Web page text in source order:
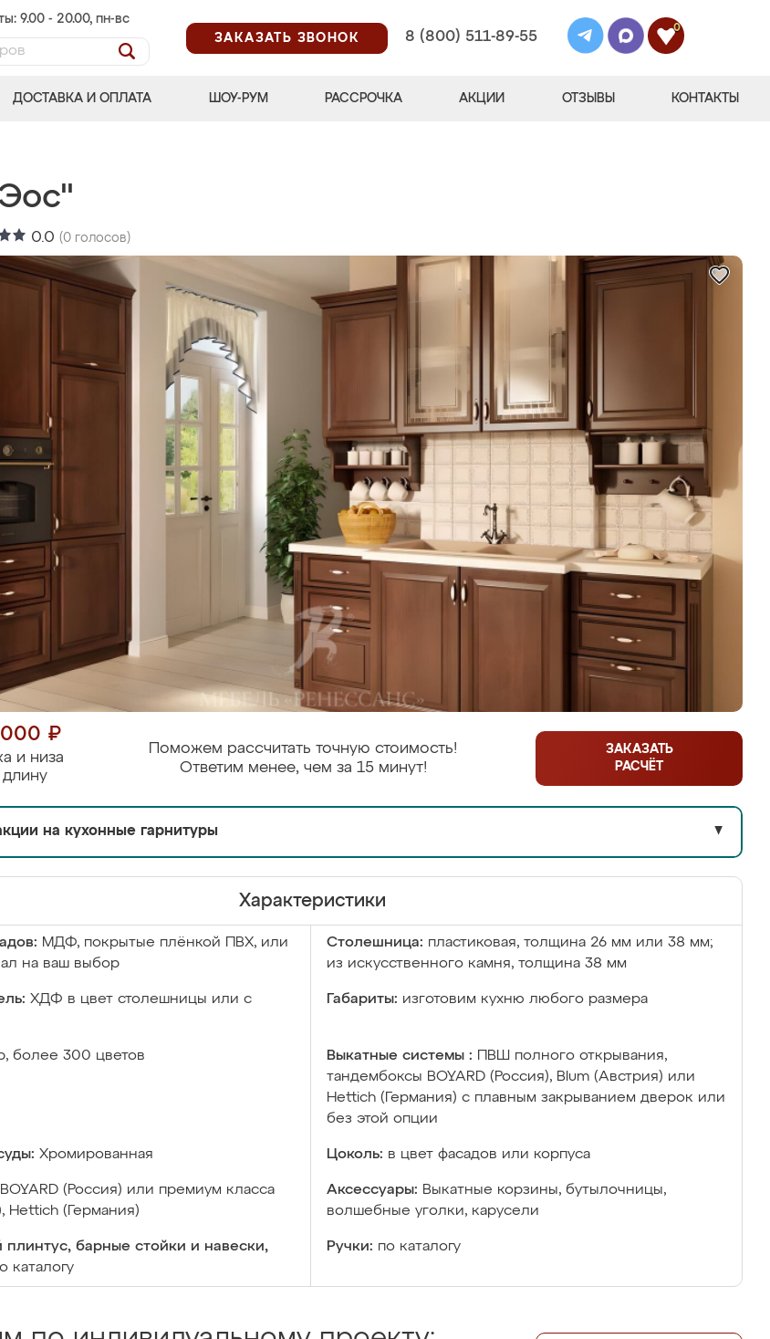
9.00 - 20.00, пн-вс
ЗАКАЗАТЬ ЗВОНОК
8 (800) 511-89-55
0
ДОСТАВКА И ОПЛАТА ШОУ-РУМ РАССРОЧКА АКЦИИ ОТЗЫВЫ КОНТАКТЫ
0.0 (0 голосов)
000 ₽
и низа
длину
Поможем рассчитать точную стоимость!
Ответим менее, чем за 15 минут!
ЗАКАЗАТЬ
РАСЧЁТ
на кухонные гарнитуры ▼
Характеристики
МДФ, покрытые плёнкой ПВХ, или
на ваш выбор
Столешница: пластиковая, толщина 26 мм или 38 мм;
из искусственного камня, толщина 38 мм
ХДФ в цвет столешницы или с
Габариты: изготовим кухню любого размера
более 300 цветов Выкатные системы :
ПВШ полного открывания,
тандембоксы BOYARD (Россия), Blum (Австрия) или
Hettich (Германия) с плавным закрыванием дверок или
без этой опции
Хромированная Цоколь: в цвет фасадов или корпуса
BOYARD (Россия) или премиум класса
Hettich (Германия)
Аксессуары: Выкатные корзины, бутылочницы,
волшебные уголки, карусели
плинтус, барные стойки и навески,
каталогу
Ручки: по каталогу